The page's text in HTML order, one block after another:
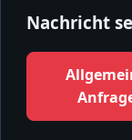
Nachricht